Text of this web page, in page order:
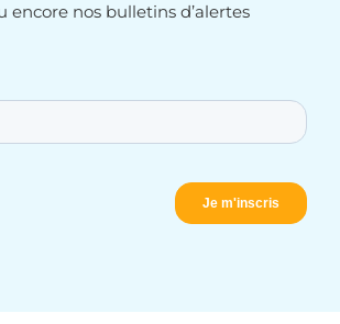
encore nos bulletins d’alertes